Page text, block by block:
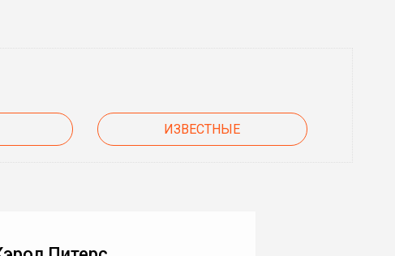
ИЗВЕСТНЫЕ